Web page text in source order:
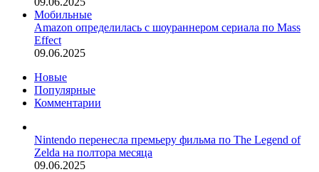
Мобильные
Amazon определилась с шоураннером сериала по Mass
Effect
09.06.2025
Новые
Популярные
Комментарии
Nintendo перенесла премьеру фильма по The Legend of
Zelda на полтора месяца
09.06.2025